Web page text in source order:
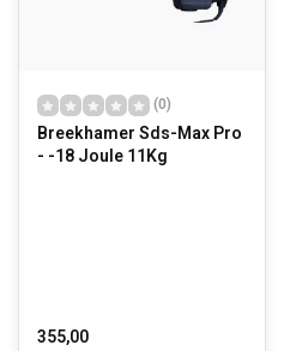
(0)
Breekhamer Sds-Max Pro
- -18 Joule 11Kg
355,00